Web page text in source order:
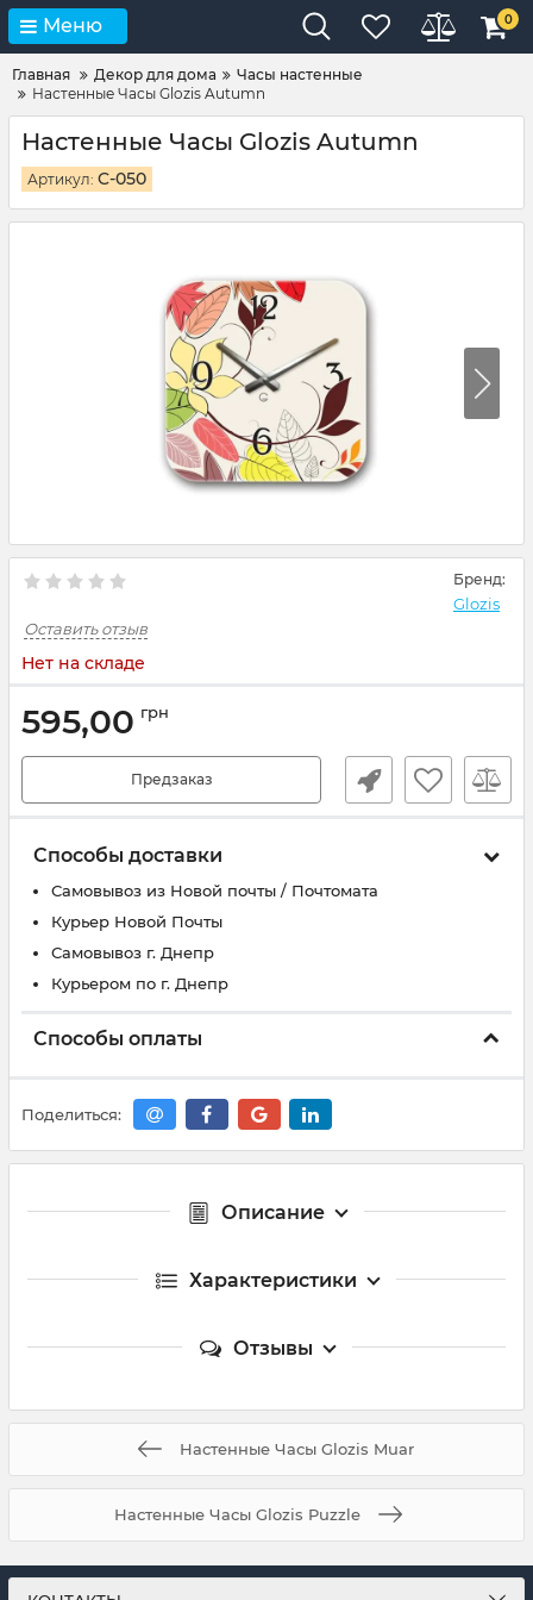
Меню 0
Главная Декор для дома
Часы настенные
Настенные Часы Glozis Autumn
Настенные Часы Glozis Autumn
Артикул: C-050
Бренд:
Glozis
Оставить отзыв
Нет на складе
595,00 грн
Предзаказ
Способы доставки
Самовывоз из Новой почты / Почтомата
Курьер Новой Почты
Самовывоз г. Днепр
Курьером по г. Днепр
Способы оплаты
Поделиться:
Описание
Характеристики
Отзывы
Настенные Часы Glozis Muar
Настенные Часы Glozis Puzzle